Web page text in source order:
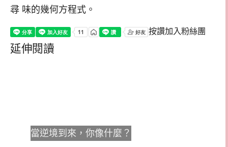
尋 味的幾何方程式。
按讚加入粉絲團
延伸閱讀
當逆境到來，你像什麼？